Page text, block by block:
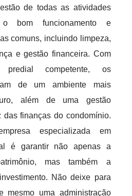
de todas as atividades
o bom funcionamento e
comuns, incluindo limpeza,
e gestão financeira. Com
predial competente, os
de um ambiente mais
além de uma gestão
das finanças do condomínio.
especializada em
é garantir não apenas a
mas também a
Não deixe para
mesmo uma administração